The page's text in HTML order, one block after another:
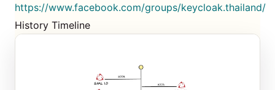
https://www.facebook.com/groups/keycloak.thailand/
History Timeline